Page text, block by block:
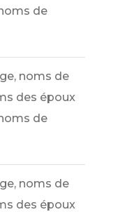
de
noms de
des époux
de
noms de
des époux